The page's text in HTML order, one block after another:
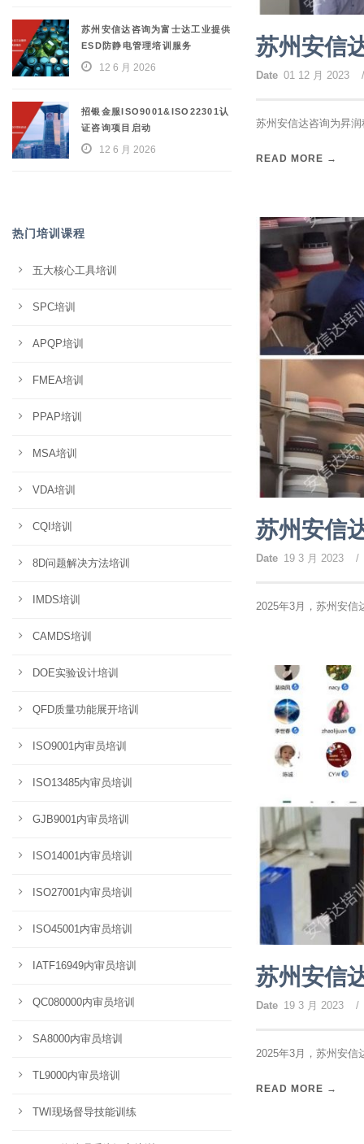
苏州安信
Date 01 12 月 2023 /
苏州安信达咨询为昇
READ MORE →
苏州安信
Date 19 3 月 2023 /
2025年3月，苏州安信
苏州安信
Date 19 3 月 2023 /
2025年3月，苏州安信
READ MORE →
苏州安信达咨询为富士达工业提供
ESD防静电管理培训服务
12 6 月 2026
招银金服ISO9001&ISO22301认
证咨询项目启动
12 6 月 2026
热门培训课程
五大核心工具培训
SPC培训
APQP培训
FMEA培训
PPAP培训
MSA培训
VDA培训
CQI培训
8D问题解决方法培训
IMDS培训
CAMDS培训
DOE实验设计培训
QFD质量功能展开培训
ISO9001内审员培训
ISO13485内审员培训
GJB9001内审员培训
ISO14001内审员培训
ISO27001内审员培训
ISO45001内审员培训
IATF16949内审员培训
QC080000内审员培训
SA8000内审员培训
TL9000内审员培训
TWI现场督导技能训练